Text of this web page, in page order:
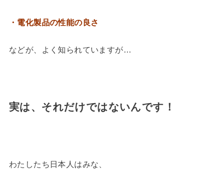
・電化製品の性能の良さ
などが、よく知られていますが…
実は、それだけではないんです！
わたしたち日本人はみな、